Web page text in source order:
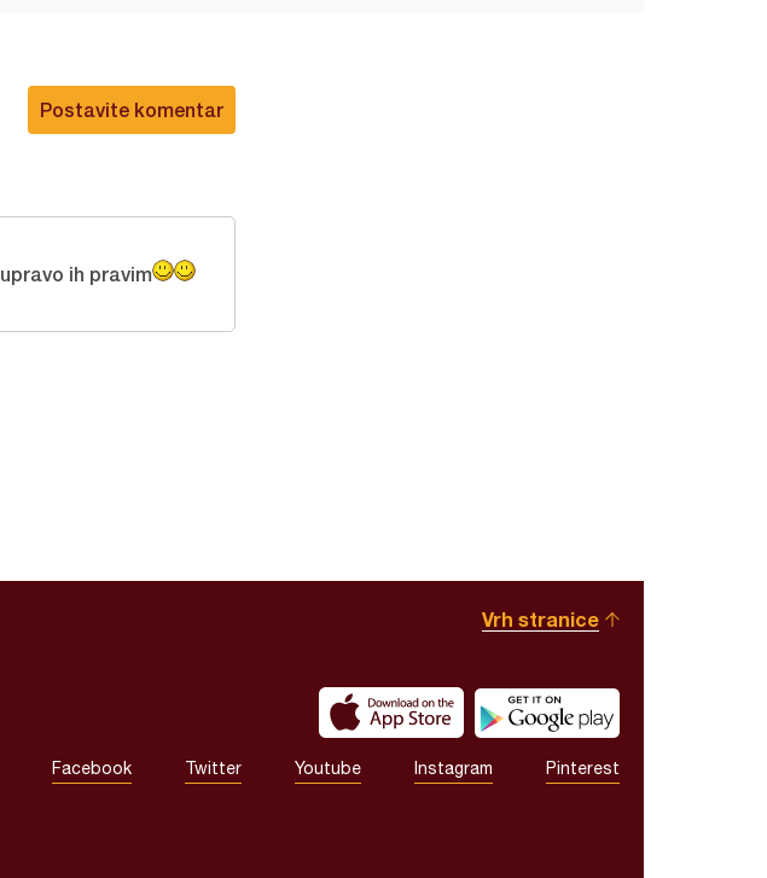
Postavite komentar
upravo ih pravim
Vrh stranice
Facebook Twitter Youtube Instagram Pinterest